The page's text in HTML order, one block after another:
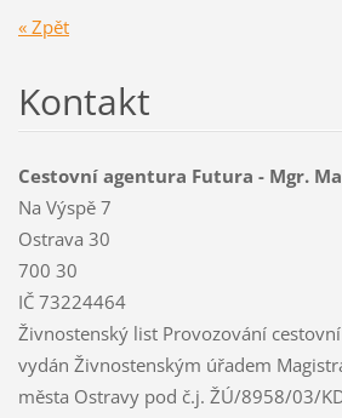
« Zpět
Kontakt
Cestovní agentura Futura - Mgr.
Na Výspě 7
Ostrava 30
700 30
IČ 73224464
Živnostenský list Provozování
vydán Živnostenským úřadem
města Ostravy pod č.j. ŽÚ/8958/03/